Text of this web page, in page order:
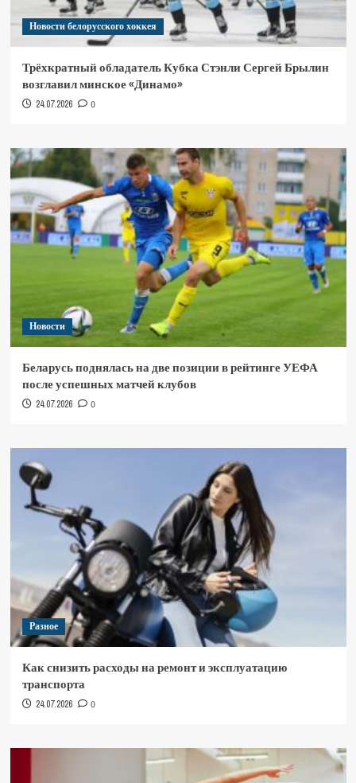
Новости белорусского хоккея
Трёхкратный обладатель Кубка Стэнли Сергей Брылин
возглавил минское «Динамо»
24.07.2026 0
Новости
Беларусь поднялась на две позиции в рейтинге УЕФА
после успешных матчей клубов
24.07.2026 0
Разное
Как снизить расходы на ремонт и эксплуатацию
транспорта
24.07.2026 0